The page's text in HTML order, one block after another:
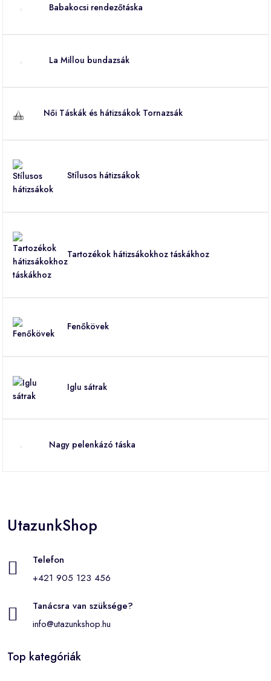
Babakocsi rendezőtáska
La Millou bundazsák
Női Táskák és hátizsákok Tornazsák
Stílusos hátizsákok
Tartozékok hátizsákokhoz táskákhoz
Fenőkövek
Iglu sátrak
Nagy pelenkázó táska
UtazunkShop
Telefon
+421 905 123 456
Tanácsra van szüksége?
info@utazunkshop.hu
Top kategóriák